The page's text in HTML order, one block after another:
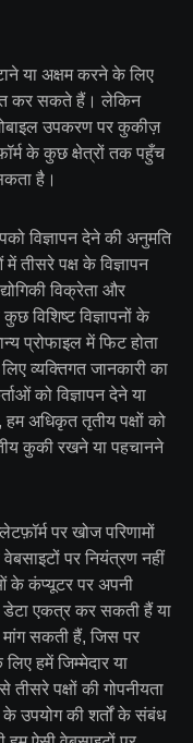
या अक्षम करने के लिए
कर सकते हैं। लेकिन
उपकरण पर कुकीज़
के कुछ क्षेत्रों तक पहुँच
है।
विज्ञापन देने की अनुमति
पक्ष के विज्ञापन
विक्रेता और
विशिष्ट विज्ञापनों के
प्रोफाइल में फिट होता
व्यक्तिगत जानकारी का
को विज्ञापन देने या
अधिकृत तृतीय पक्षों को
कुकी रखने या पहचानने
पर खोज परिणामों
पर नियंत्रण नहीं
के कंप्यूटर पर अपनी
एकत्र कर सकती हैं या
मांग सकती हैं, जिस पर
हमें जिम्मेदार या
तीसरे पक्षों की गोपनीयता
के उपयोग की शर्तों के संबंध